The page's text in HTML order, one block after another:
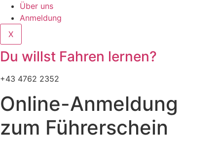
Über uns
Anmeldung
X
Du willst Fahren lernen?
+43 4762 2352
Online-Anmeldung
zum Führerschein